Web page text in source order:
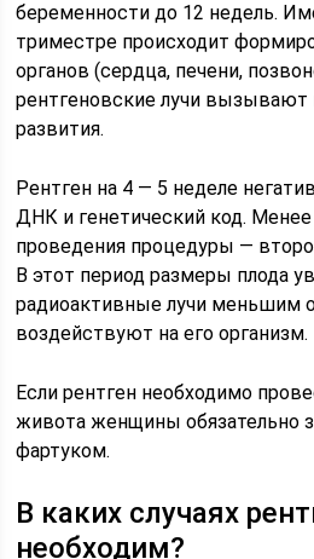
беременности до 12 недель.
триместре происходит
органов (сердца, печени,
рентгеновские лучи вызывают
развития.
Рентген на 4 — 5 неделе
ДНК и генетический код.
проведения процедуры —
В этот период размеры плода
радиоактивные лучи меньшим
воздействуют на его организм.
Если рентген необходимо
живота женщины
фартуком.
В каких случаях
необходим?